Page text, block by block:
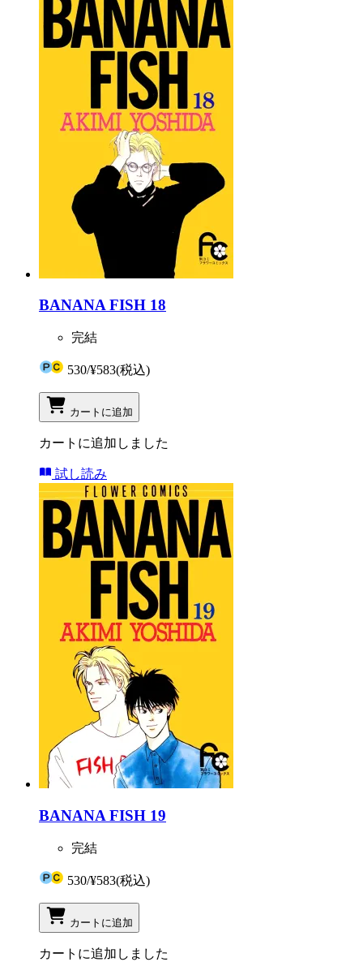
BANANA FISH 18
完結
530/¥583(税込)
カートに追加
カートに追加しました
試し読み
BANANA FISH 19
完結
530/¥583(税込)
カートに追加
カートに追加しました